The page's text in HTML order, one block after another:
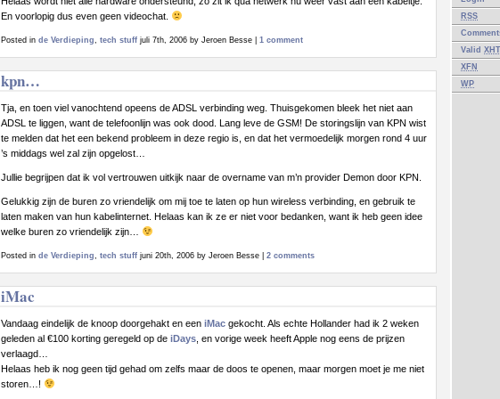
RSS
Valid
XFN
WP
En voorlopig dus even geen videochat.
Posted in de Verdieping, tech stuff juli 7th, 2006 by Jeroen Besse | 1 comment
kpn…
Tja, en toen viel vanochtend opeens de ADSL verbinding weg. Thuisgekomen bleek het niet aan
ADSL te liggen, want de telefoonlijn was ook dood. Lang leve de GSM! De storingslijn van KPN wist
te melden dat het een bekend probleem in deze regio is, en dat het vermoedelijk morgen rond 4 uur
’s middags wel zal zijn opgelost…
Jullie begrijpen dat ik vol vertrouwen uitkijk naar de overname van m’n provider Demon door KPN.
Gelukkig zijn de buren zo vriendelijk om mij toe te laten op hun wireless verbinding, en gebruik te
laten maken van hun kabelinternet. Helaas kan ik ze er niet voor bedanken, want ik heb geen idee
welke buren zo vriendelijk zijn…
Posted in de Verdieping, tech stuff juni 20th, 2006 by Jeroen Besse | 2 comments
iMac
Vandaag eindelijk de knoop doorgehakt en een iMac gekocht. Als echte Hollander had ik 2 weken
geleden al €100 korting geregeld op de iDays , en vorige week heeft Apple nog eens de prijzen
verlaagd…
Helaas heb ik nog geen tijd gehad om zelfs maar de doos te openen, maar morgen moet je me niet
storen…!